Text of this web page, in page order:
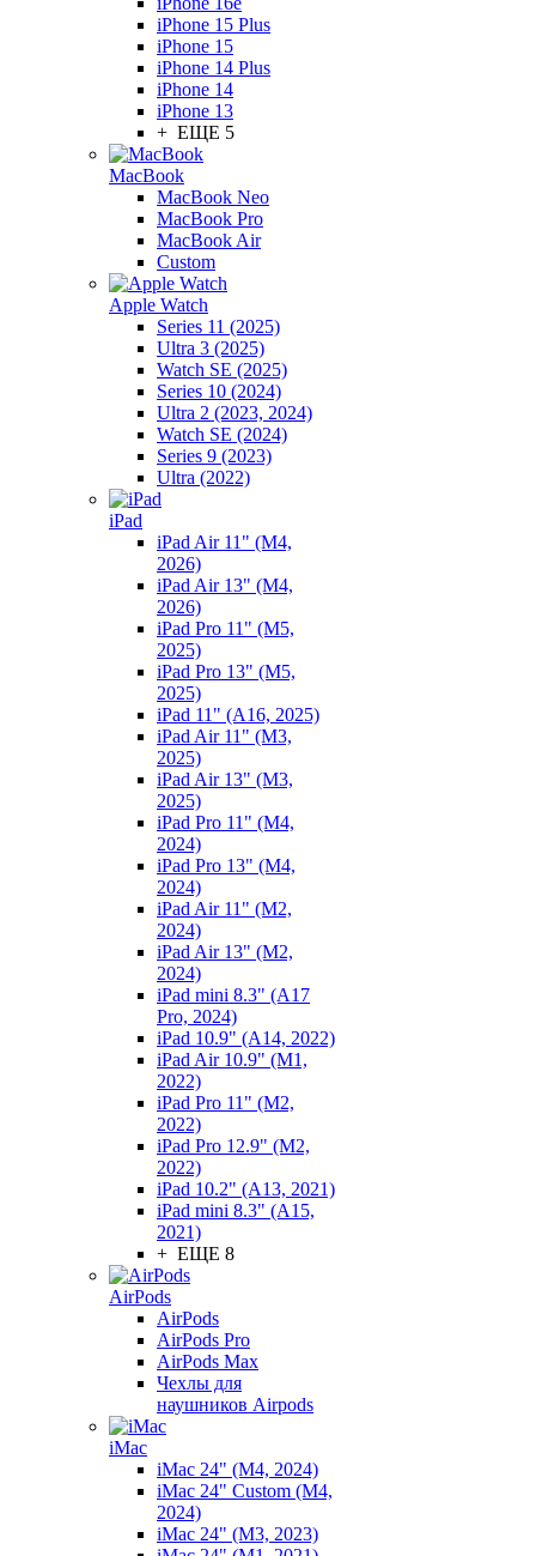
iPhone 15 Plus
iPhone 15
iPhone 14 Plus
iPhone 14
iPhone 13
+ ЕЩЕ 5
MacBook
MacBook Neo
MacBook Pro
MacBook Air
Custom
Apple Watch
Series 11 (2025)
Ultra 3 (2025)
Watch SE (2025)
Series 10 (2024)
Ultra 2 (2023, 2024)
Watch SE (2024)
Series 9 (2023)
Ultra (2022)
iPad
iPad Air 11" (M4,
2026)
iPad Air 13" (M4,
2026)
iPad Pro 11" (M5,
2025)
iPad Pro 13" (M5,
2025)
iPad 11" (A16, 2025)
iPad Air 11" (M3,
2025)
iPad Air 13" (M3,
2025)
iPad Pro 11" (M4,
2024)
iPad Pro 13" (M4,
2024)
iPad Air 11" (M2,
2024)
iPad Air 13" (M2,
2024)
iPad mini 8.3" (A17
Pro, 2024)
iPad 10.9" (A14, 2022)
iPad Air 10.9" (M1,
2022)
iPad Pro 11" (M2,
2022)
iPad Pro 12.9" (M2,
2022)
iPad 10.2" (A13, 2021)
iPad mini 8.3" (A15,
2021)
+ ЕЩЕ 8
AirPods
AirPods
AirPods Pro
AirPods Max
Чехлы для
наушников Airpods
iMac
iMac 24" (M4, 2024)
iMac 24" Custom (M4,
2024)
iMac 24" (M3, 2023)